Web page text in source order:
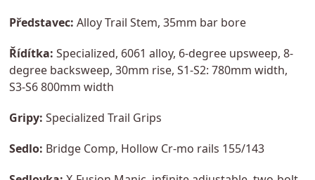
Představec: Alloy Trail Stem, 35mm bar bore
Řídítka: Specialized, 6061 alloy, 6-degree upsweep, 8-
degree backsweep, 30mm rise, S1-S2: 780mm width,
S3-S6 800mm width
Gripy: Specialized Trail Grips
Sedlo: Bridge Comp, Hollow Cr-mo rails 155/143